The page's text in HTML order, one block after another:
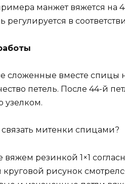
манжет вяжется на
регулируется в
сложенные вместе спицы
петель. После 44-й
узелком.
вяжем резинкой 1×1
круговой рисунок